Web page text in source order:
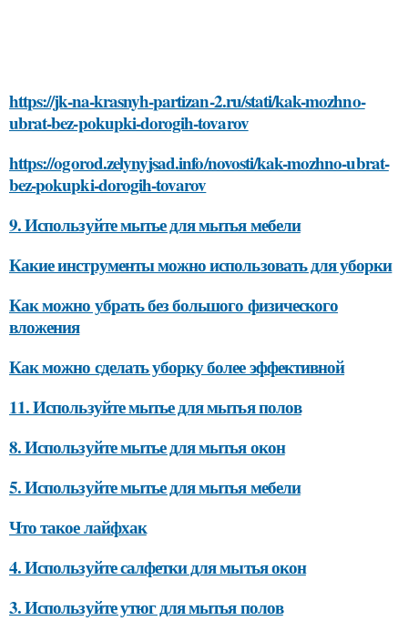
https://jk-na-krasnyh-partizan-2.ru/stati/kak-mozhno-
ubrat-bez-pokupki-dorogih-tovarov
https://ogorod.zelynyjsad.info/novosti/kak-mozhno-ubrat-
bez-pokupki-dorogih-tovarov
9. Используйте мытье для мытья мебели
Какие инструменты можно использовать для уборки
Как можно убрать без большого физического
вложения
Как можно сделать уборку более эффективной
11. Используйте мытье для мытья полов
8. Используйте мытье для мытья окон
5. Используйте мытье для мытья мебели
Что такое лайфхак
4. Используйте салфетки для мытья окон
3. Используйте утюг для мытья полов